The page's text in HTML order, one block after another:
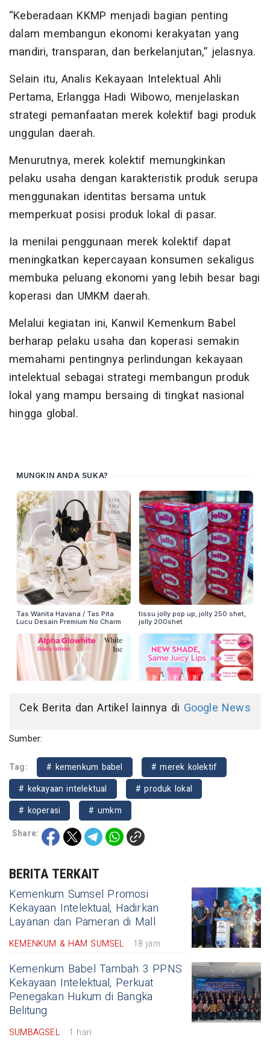
“Keberadaan KKMP menjadi bagian penting
dalam membangun ekonomi kerakyatan yang
mandiri, transparan, dan berkelanjutan,” jelasnya.
Selain itu, Analis Kekayaan Intelektual Ahli
Pertama, Erlangga Hadi Wibowo, menjelaskan
strategi pemanfaatan merek kolektif bagi produk
unggulan daerah.
Menurutnya, merek kolektif memungkinkan
pelaku usaha dengan karakteristik produk serupa
menggunakan identitas bersama untuk
memperkuat posisi produk lokal di pasar.
Ia menilai penggunaan merek kolektif dapat
meningkatkan kepercayaan konsumen sekaligus
membuka peluang ekonomi yang lebih besar bagi
koperasi dan UMKM daerah.
Melalui kegiatan ini, Kanwil Kemenkum Babel
berharap pelaku usaha dan koperasi semakin
memahami pentingnya perlindungan kekayaan
intelektual sebagai strategi membangun produk
lokal yang mampu bersaing di tingkat nasional
hingga global.
Cek Berita dan Artikel lainnya di Google News
Sumber:
Tag: # kemenkum babel
# merek kolektif
# kekayaan intelektual
# produk lokal
# koperasi
# umkm
Share:
BERITA TERKAIT
Kemenkum Sumsel Promosi
Kekayaan Intelektual, Hadirkan
Layanan dan Pameran di Mall
KEMENKUM & HAM SUMSEL 18 jam
Kemenkum Babel Tambah 3 PPNS
Kekayaan Intelektual, Perkuat
Penegakan Hukum di Bangka
Belitung
SUMBAGSEL 1 hari